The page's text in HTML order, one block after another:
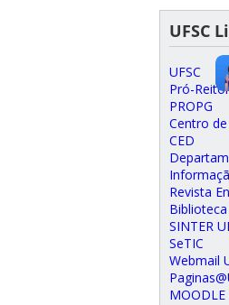
UFSC
UFSC
Pró-
PROPG
Centro
CED
Revista
SINTER
SeTIC
Webmail
MOODLE